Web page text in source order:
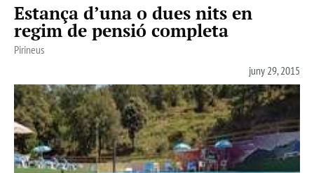
Estança d’una o dues nits en
regim de pensió completa
Pirineus
juny 29, 2015